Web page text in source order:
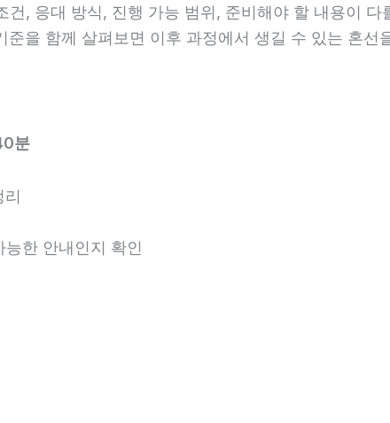
건, 응대 방식, 진행 가능 범위, 준비해야 할 내용이
을 함께 살펴보면 이후 과정에서 생길 수 있는 혼선
분
한 안내인지 확인